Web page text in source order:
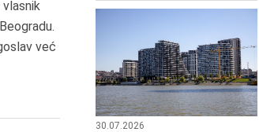
već
30.07.2026
Preminula je Đurđija Cvetić,
pozorišna, filmska i TV glumica.